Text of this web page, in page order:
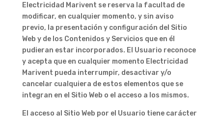
Electricidad Marivent se reserva la facultad de
modificar, en cualquier momento, y sin aviso
previo, la presentación y configuración del Sitio
Web y de los Contenidos y Servicios que en él
pudieran estar incorporados. El Usuario reconoce
y acepta que en cualquier momento Electricidad
Marivent pueda interrumpir, desactivar y/o
cancelar cualquiera de estos elementos que se
integran en el Sitio Web o el acceso a los mismos.
El acceso al Sitio Web por el Usuario tiene carácter